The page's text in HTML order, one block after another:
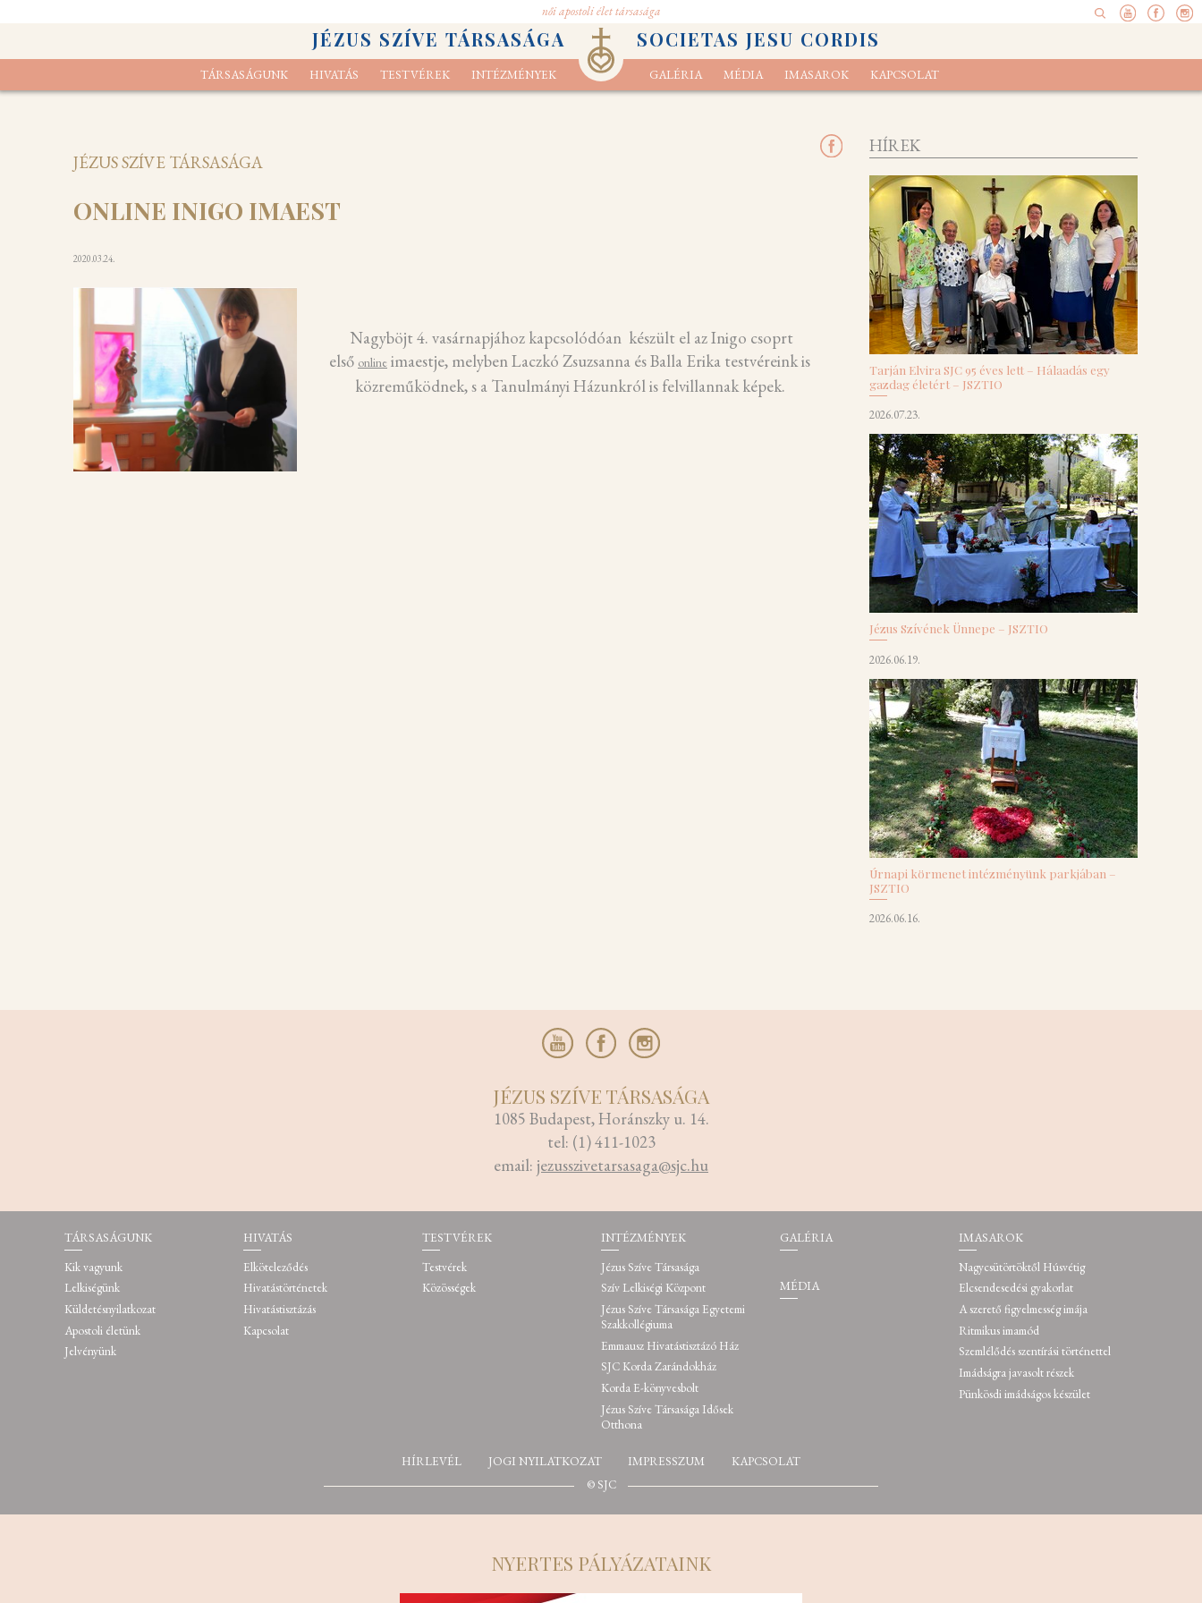
női apostoli élet társasága
JÉZUS SZÍVE TÁRSASÁGA SOCIETAS JESU CORDIS
TÁRSASÁGUNK HIVATÁS TESTVÉREK INTÉZMÉNYEK GALÉRIA MÉDIA IMASAROK KAPCSOLAT
JÉZUS SZÍVE TÁRSASÁGA
ONLINE INIGO IMAEST
2020.03.24.
Nagyböjt 4. vasárnapjához kapcsolódóan készült el az Inigo csoprt
első online imaestje, melyben Laczkó Zsuzsanna és Balla Erika testvéreink is
közreműködnek, s a Tanulmányi Házunkról is felvillannak képek.
HÍREK
Tarján Elvira SJC 95 éves lett – Hálaadás egy
gazdag életért – JSZTIO
2026.07.23.
Jézus Szívének Ünnepe – JSZTIO
2026.06.19.
Úrnapi körmenet intézményünk parkjában –
JSZTIO
2026.06.16.
JÉZUS SZÍVE TÁRSASÁGA
1085 Budapest, Horánszky u. 14.
tel: (1) 411-1023
email: jezusszivetarsasaga@sjc.hu
TÁRSASÁGUNK
Kik vagyunk
Lelkiségünk
Küldetésnyilatkozat
Apostoli életünk
Jelvényünk
HIVATÁS
Elköteleződés
Hivatástörténetek
Hivatástisztázás
Kapcsolat
TESTVÉREK
Testvérek
Közösségek
INTÉZMÉNYEK
Jézus Szíve Társasága
Szív Lelkiségi Központ
Jézus Szíve Társasága Egyetemi
Szakkollégiuma
Emmausz Hivatástisztázó Ház
SJC Korda Zarándokház
Korda E-könyvesbolt
Jézus Szíve Társasága Idősek
Otthona
GALÉRIA
MÉDIA
IMASAROK
Nagycsütörtöktől Húsvétig
Elcsendesedési gyakorlat
A szerető figyelmesség imája
Ritmikus imamód
Szemlélődés szentírási történettel
Imádságra javasolt részek
Pünkösdi imádságos készület
HÍRLEVÉL JOGI NYILATKOZAT IMPRESSZUM
KAPCSOLAT
© SJC
NYERTES PÁLYÁZATAINK